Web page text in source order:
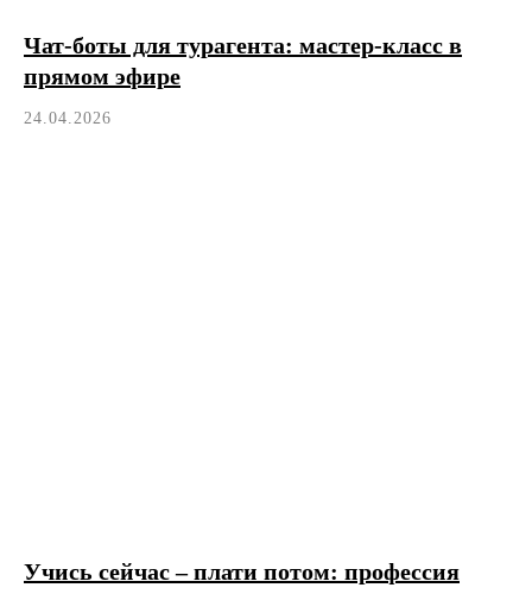
Чат-боты для турагента: мастер-класс в
прямом эфире
24.04.2026
Учись сейчас – плати потом: профессия